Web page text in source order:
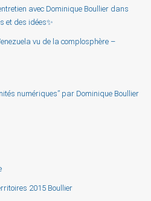
avec Dominique Boullier dans
et des idées✨
vu de la complosphère –
numériques” par Dominique Boullier
2015 Boullier